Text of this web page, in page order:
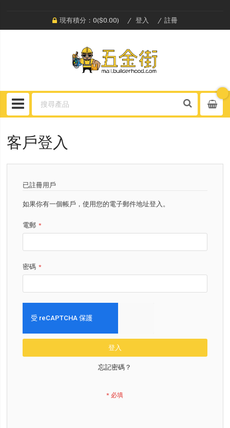
現有積分：0($0.00) 登入 註冊
客戶登入
已註冊用戶
如果你有一個帳戶，使用您的電子郵件地址登入。
電郵
密碼
登入
忘記密碼？